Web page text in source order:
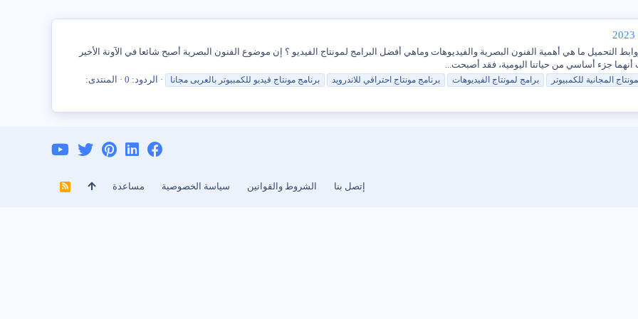
8 برامج لمونتاج الفيديوهات لعام 2023 مع روابط التحميل ما هي أهمية الفنون البصرية والفيديوهات وماهي أفضل البرامج لمونتاج الفيديو ؟ إن موضوع الفنون البصرية أصبح شائعا في الآونة الأخير
جزء أساسي من حياتنا اليومية، فقد أصبحت...
المجانية للكمبيوتر برامج لمونتاج الفيديوهات برنامج مونتاج احترافي للاندرويد برنامج مونتاج فيديو للكمبيوتر بالعربى مجانا الردود: 0 المنتدى:
إتصل بنا الشروط والقوانين سياسة الخصوصية مساعدة
R